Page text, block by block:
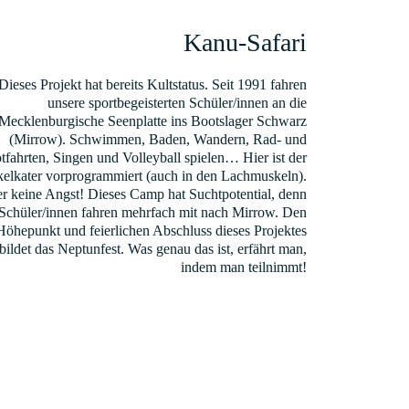
Kanu-Safari
Projekt hat bereits Kultstatus. Seit 1991 fahren
unsere sportbegeisterten Schüler/innen an die
Seenplatte ins Bootslager Schwarz
(Mirrow). Schwimmen, Baden, Wandern, Rad- und
Singen und Volleyball spielen… Hier ist der
vorprogrammiert (auch in den Lachmuskeln).
keine Angst! Dieses Camp hat Suchtpotential, denn
innen fahren mehrfach mit nach Mirrow. Den
und feierlichen Abschluss dieses Projektes
bildet das Neptunfest. Was genau das ist, erfährt man,
indem man teilnimmt!